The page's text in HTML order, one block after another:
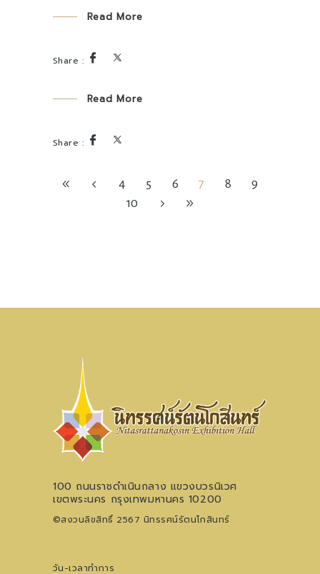
Read More
Read More
4 5 6 7 8
9
10
100 ถนนราชดำเนินกลาง แขวงบวรนิเวศ
เขตพระนคร กรุงเทพมหานคร 10200
©สงวนลิขสิทธิ์ 2567 นิทรรศน์รัตนโกสินทร์
วัน-เวลาทำการ